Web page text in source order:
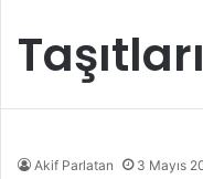
Akif Parlatan 3 Mayıs